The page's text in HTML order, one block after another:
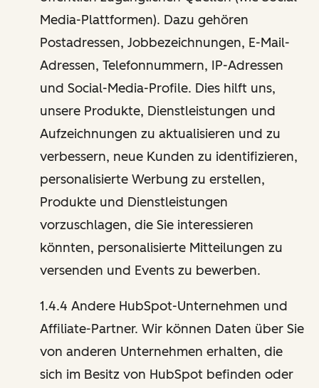
Media-Plattformen). Dazu gehören
Postadressen, Jobbezeichnungen, E-Mail-
Adressen, Telefonnummern, IP-Adressen
und Social-Media-Profile. Dies hilft uns,
unsere Produkte, Dienstleistungen und
Aufzeichnungen zu aktualisieren und zu
verbessern, neue Kunden zu identifizieren,
personalisierte Werbung zu erstellen,
Produkte und Dienstleistungen
vorzuschlagen, die Sie interessieren
könnten, personalisierte Mitteilungen zu
versenden und Events zu bewerben.
1.4.4 Andere HubSpot-Unternehmen und
Affiliate-Partner. Wir können Daten über Sie
von anderen Unternehmen erhalten, die
sich im Besitz von HubSpot befinden oder